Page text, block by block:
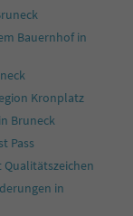
Bauernhof in
Kronplatz
Bruneck
Pass
in